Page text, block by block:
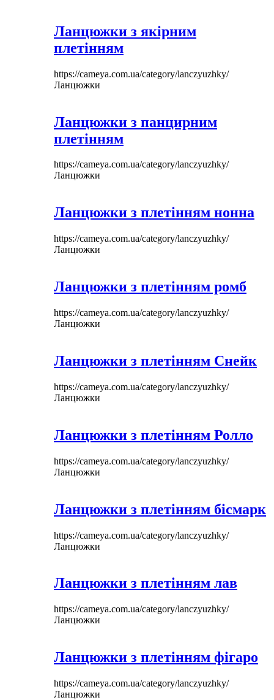
Ланцюжки з якірним
плетінням
https://cameya.com.ua/category/lanczyuzhky/
Ланцюжки
Ланцюжки з панцирним
плетінням
https://cameya.com.ua/category/lanczyuzhky/
Ланцюжки
Ланцюжки з плетінням нонна
https://cameya.com.ua/category/lanczyuzhky/
Ланцюжки
Ланцюжки з плетінням ромб
https://cameya.com.ua/category/lanczyuzhky/
Ланцюжки
Ланцюжки з плетінням Снейк
https://cameya.com.ua/category/lanczyuzhky/
Ланцюжки
Ланцюжки з плетінням Ролло
https://cameya.com.ua/category/lanczyuzhky/
Ланцюжки
Ланцюжки з плетінням бісмарк
https://cameya.com.ua/category/lanczyuzhky/
Ланцюжки
Ланцюжки з плетінням лав
https://cameya.com.ua/category/lanczyuzhky/
Ланцюжки
Ланцюжки з плетінням фігаро
https://cameya.com.ua/category/lanczyuzhky/
Ланцюжки